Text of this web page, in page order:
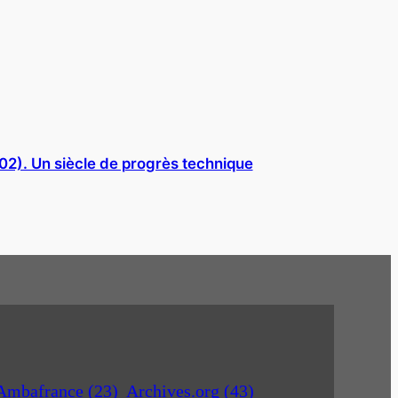
Un siècle de progrès technique
(23) Archives.org (43)